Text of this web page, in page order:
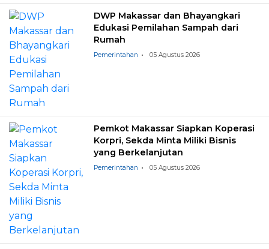
DWP Makassar dan Bhayangkari
Edukasi Pemilahan Sampah dari
Rumah
Pemerintahan 05 Agustus 2026
Pemkot Makassar Siapkan Koperasi
Korpri, Sekda Minta Miliki Bisnis
yang Berkelanjutan
Pemerintahan 05 Agustus 2026